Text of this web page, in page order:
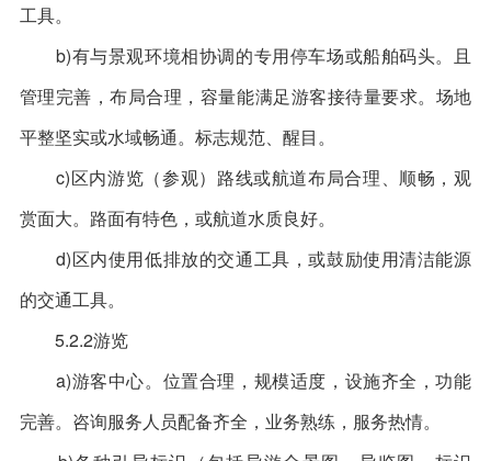
工具。
b)有与景观环境相协调的专用停车场或船舶码头。且
管理完善，布局合理，容量能满足游客接待量要求。场地
平整坚实或水域畅通。标志规范、醒目。
c)区内游览（参观）路线或航道布局合理、顺畅，观
赏面大。路面有特色，或航道水质良好。
d)区内使用低排放的交通工具，或鼓励使用清洁能源
的交通工具。
5.2.2游览
a)游客中心。位置合理，规模适度，设施齐全，功能
完善。咨询服务人员配备齐全，业务熟练，服务热情。